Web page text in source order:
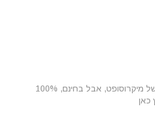
OpenOffice בדיוק כמו אופיס של מיקרוסופט, אבל בחינם, 100%